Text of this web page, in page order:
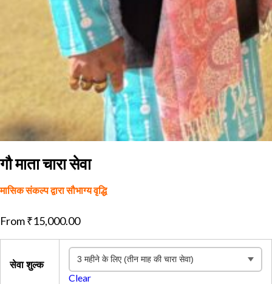
गौ माता चारा सेवा
मासिक संकल्प द्वारा सौभाग्य वृद्धि
From₹15,000.00
सेवा शुल्क
Clear